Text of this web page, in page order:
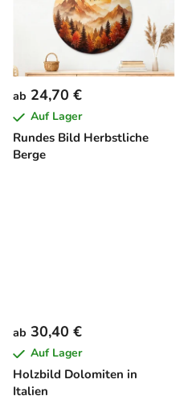
Rundes Bild Herbstliche
Berge
ab 24,70 €
Auf Lager
Holzbild Dolomiten in
Italien
ab 30,40 €
Auf Lager